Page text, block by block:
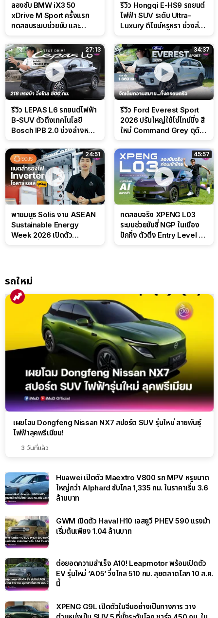
ลองขับ BMW iX3 50
xDrive M Sport ครั้งแรก
ทดสอบระบบช่วยขับ และ
สนาม
รีวิว Hongqi E-HS9 รถยนต์
ไฟฟ้า SUV ระดับ Ultra-
Luxury ดีไซน์หรูหรา ช่วงล่าง
27:13
รีวิว LEPAS L6 รถยนต์ไฟฟ้า
B-SUV ตัวตึงเทคโนโลยี
Bosch IPB 2.0 ช่วงล่างหนึบ
34:37
รีวิว Ford Everest Sport
2026 ปรับใหญ่ใช้โซ่ไทม์มิ่ง สี
ใหม่ Command Grey ดุดัน
24:51
พาชมบูธ Solis งาน ASEAN
Sustainable Energy
Week 2026 เปิดตัว
45:57
ทดสอบจริง XPENG L03
ระบบช่วยขับขี่ NGP ในเมือง
ปักกิ่ง ตัวตึง Entry Level ที่
รถใหม่
เผยโฉม Dongfeng Nissan NX7 สปอร์ต SUV รุ่นใหม่ สายพันธุ์
ไฟฟ้าลุคพรีเมียม!
3 วันที่แล้ว
Huawei เปิดตัว Maextro V800 รถ MPV หรูขนาด
ใหญ่กว่า Alphard ขับไกล 1,335 กม. ในราคาเริ่ม 3.6
ล้านบาท
GWM เปิดตัว Haval H10 เอสยูวี PHEV 590 แรงม้า
เริ่มต้นเพียง 1.04 ล้านบาท
ต่อยอดความสำเร็จ A10! Leapmotor พร้อมเปิดตัว
EV รุ่นใหม่ ‘A05’ วิ่งไกล 510 กม. ลุยตลาดโลก 10 ส.ค.
นี้
XPENG G9L เปิดตัวในจีนอย่างเป็นทางการ วาง